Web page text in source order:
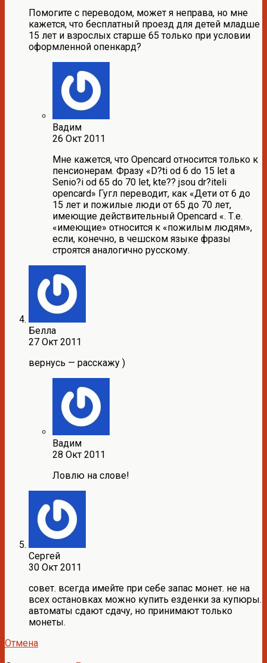
Помогите с переводом, может я неправа, но мне
кажется, что бесплатный проезд для детей младше
15 лет и взрослых старше 65 только при условии
оформленной опенкард?
Вадим
26 Окт 2011
Мне кажется, что Opencard относится только к
пенсионерам. Фразу «D?ti od 6 do 15 let a
Senio?i od 65 do 70 let, kte?? jsou dr?iteli
opencard» Гугл переводит, как «Дети от 6 до
15 лет и пожилые люди от 65 до 70 лет,
имеющие действительный Opencard «. Т.е.
«имеющие» относится к «пожилым людям»,
если, конечно, в чешском языке фразы
строятся аналогично русскому.
Белла
27 Окт 2011
вернусь — расскажу )
Вадим
28 Окт 2011
Ловлю на слове!
Сергей
30 Окт 2011
совет. всегда имейте при себе запас монет. не на
всех остановках можно купить езденки за купюры.
автоматы сдают сдачу, но принимают только
монеты.
Отмена